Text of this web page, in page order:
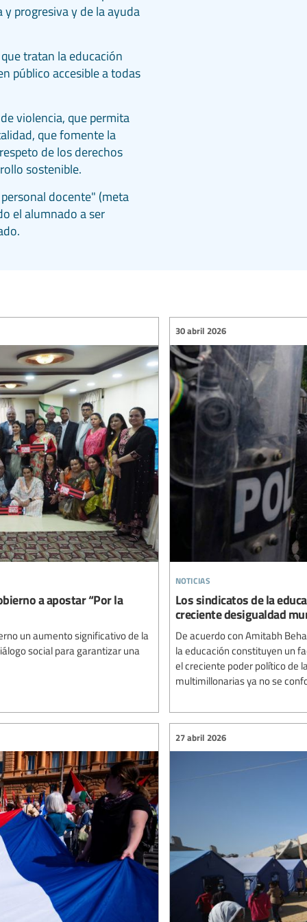
progresiva y de la ayuda
tratan la educación
público accesible a todas
violencia, que permita
que fomente la
de los derechos
sostenible.
docente" (meta
el alumnado a ser
a apostar “Por la
un aumento significativo de la
social para garantizar una
noticias
30 abril 2026
Los sindicatos de la
creciente desigualdad
De acuerdo con Amitabh
la educación constituyen un
el creciente poder político de
multimillonarias ya no se
27 abril 2026